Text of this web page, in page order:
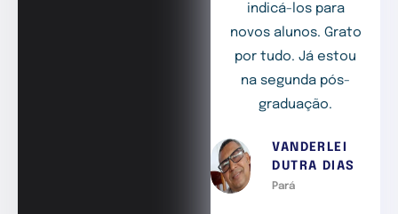
indicá-los para
novos alunos. Grato
por tudo. Já estou
na segunda pós-
graduação.
VANDERLEI
DUTRA DIAS
Pará